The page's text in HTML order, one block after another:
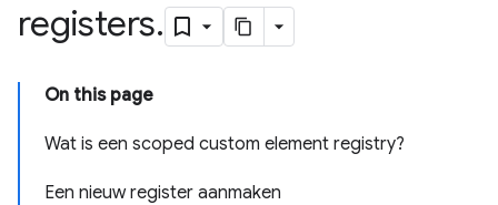
registers.
On this page
Wat is een scoped custom element registry?
Een nieuw register aanmaken